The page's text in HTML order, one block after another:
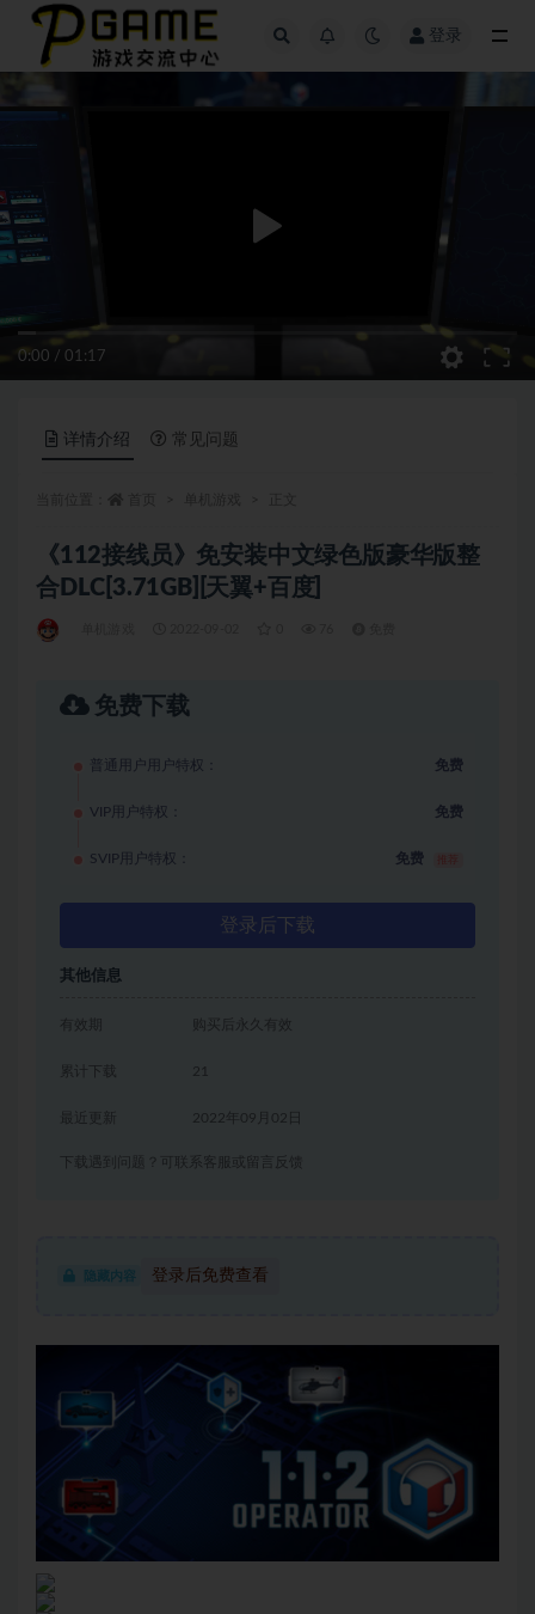
登录
0:00 / 01:17
详情介绍 常见问题
《112接线员》免安装中文绿色版豪华版整
合DLC[3.71GB][天翼+百度]
免费下载
普通用户用户特权： 免费
VIP用户特权： 免费
SVIP用户特权： 免费
登录后下载
其他信息
有效期 购买后永久有效
累计下载 21
2022年09月02日
下载遇到问题？可联系客服或留言反馈
隐藏内容 登录后免费查看
全部